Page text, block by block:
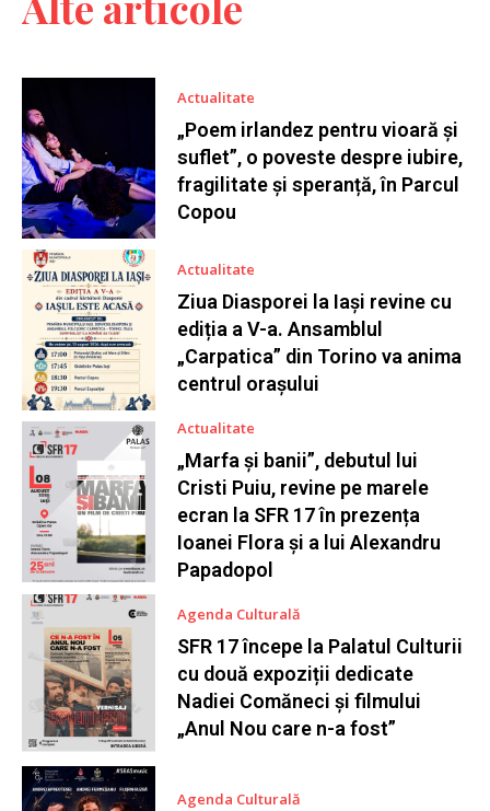
Actualitate
„Poem irlandez pentru vioară și
suflet”, o poveste despre iubire,
fragilitate și speranță, în Parcul
Copou
Actualitate
Ziua Diasporei la Iași revine cu
ediția a V-a. Ansamblul
„Carpatica” din Torino va anima
centrul orașului
Actualitate
„Marfa și banii”, debutul lui
Cristi Puiu, revine pe marele
ecran la SFR 17 în prezența
Ioanei Flora și a lui Alexandru
Papadopol
Agenda Culturală
SFR 17 începe la Palatul Culturii
cu două expoziții dedicate
Nadiei Comăneci și filmului
„Anul Nou care n-a fost”
Agenda Culturală